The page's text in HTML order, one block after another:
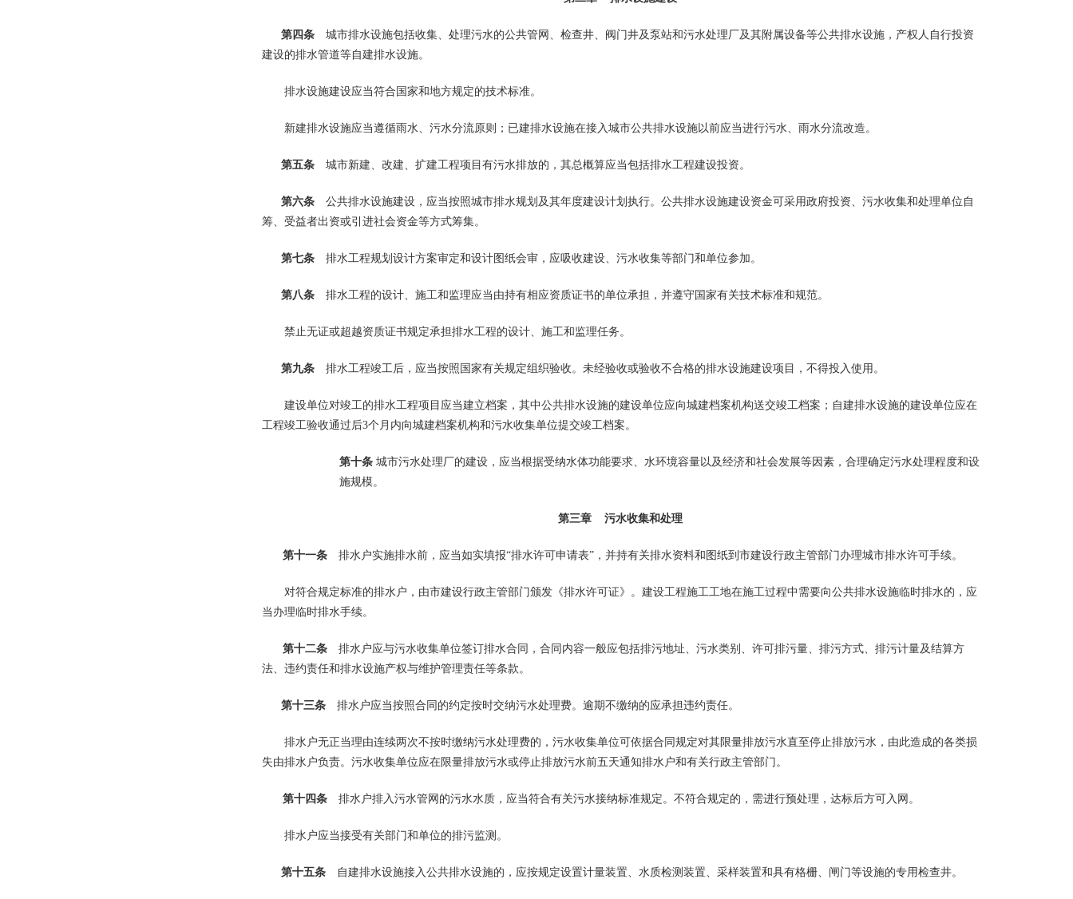
第四条城市排水设施包括收集、处理污水的公共管网、检查井、阀门井及泵站和污水处理厂及其附属设备等公共排水设施，产权人自行投资
建设的排水管道等自建排水设施。
排水设施建设应当符合国家和地方规定的技术标准。
新建排水设施应当遵循雨水、污水分流原则；已建排水设施在接入城市公共排水设施以前应当进行污水、雨水分流改造。
第五条城市新建、改建、扩建工程项目有污水排放的，其总概算应当包括排水工程建设投资。
第六条公共排水设施建设，应当按照城市排水规划及其年度建设计划执行。公共排水设施建设资金可采用政府投资、污水收集和处理单位自
筹、受益者出资或引进社会资金等方式筹集。
第七条排水工程规划设计方案审定和设计图纸会审，应吸收建设、污水收集等部门和单位参加。
第八条排水工程的设计、施工和监理应当由持有相应资质证书的单位承担，并遵守国家有关技术标准和规范。
禁止无证或超越资质证书规定承担排水工程的设计、施工和监理任务。
第九条排水工程竣工后，应当按照国家有关规定组织验收。未经验收或验收不合格的排水设施建设项目，不得投入使用。
建设单位对竣工的排水工程项目应当建立档案，其中公共排水设施的建设单位应向城建档案机构送交竣工档案；自建排水设施的建设单位应在
工程竣工验收通过后3个月内向城建档案机构和污水收集单位提交竣工档案。
第十条 城市污水处理厂的建设，应当根据受纳水体功能要求、水环境容量以及经济和社会发展等因素，合理确定污水处理程度和设
施规模。
第三章 污水收集和处理
第十一条排水户实施排水前，应当如实填报“排水许可申请表”，并持有关排水资料和图纸到市建设行政主管部门办理城市排水许可手续。
对符合规定标准的排水户，由市建设行政主管部门颁发《排水许可证》。建设工程施工工地在施工过程中需要向公共排水设施临时排水的，应
当办理临时排水手续。
第十二条排水户应与污水收集单位签订排水合同，合同内容一般应包括排污地址、污水类别、许可排污量、排污方式、排污计量及结算方
法、违约责任和排水设施产权与维护管理责任等条款。
第十三条排水户应当按照合同的约定按时交纳污水处理费。逾期不缴纳的应承担违约责任。
排水户无正当理由连续两次不按时缴纳污水处理费的，污水收集单位可依据合同规定对其限量排放污水直至停止排放污水，由此造成的各类损
失由排水户负责。污水收集单位应在限量排放污水或停止排放污水前五天通知排水户和有关行政主管部门。
第十四条排水户排入污水管网的污水水质，应当符合有关污水接纳标准规定。不符合规定的，需进行预处理，达标后方可入网。
排水户应当接受有关部门和单位的排污监测。
第十五条自建排水设施接入公共排水设施的，应按规定设置计量装置、水质检测装置、采样装置和具有格栅、闸门等设施的专用检查井。